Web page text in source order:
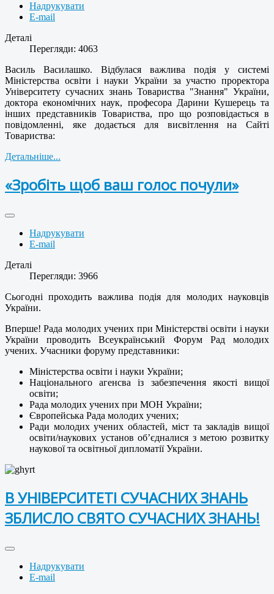
Надрукувати
E-mail
Деталі
Перегляди: 4063
Василь Василашко. Відбулася важлива подія у системі
Міністерства освіти і науки України за участю проректора
Університету сучасних знань Товариства "Знання" України,
доктора економічних наук, професора Дарини Кушерець та
інших представників Товариства, про що розповідається в
повідомленні, яке додається для висвітлення на Сайті
Товариства:
Детальніше...
«Зробіть щоб ваш голос почули»
Надрукувати
E-mail
Деталі
Перегляди: 3966
Сьогодні проходить важлива подія для молодих науковців
України.
Вперше! Рада молодих учених при Міністерстві освіти і науки
України проводить Всеукраїнський Форум Рад молодих
учених. Учасники форуму представники:
Міністерства освіти і науки України;
Національного агенсва із забезпечення якості вищої
освіти;
Рада молодих учених при МОН України;
Європейська Рада молодих учених;
Ради молодих учених областей, міст та закладів вищої
освіти/наукових установ об’єдналися з метою розвитку
наукової та освітньої дипломатії України.
В УНІВЕРСИТЕТІ СУЧАСНИХ ЗНАНЬ
ЗБЛИСЛО СВЯТО СУЧАСНИХ ЗНАНЬ!
Надрукувати
E-mail